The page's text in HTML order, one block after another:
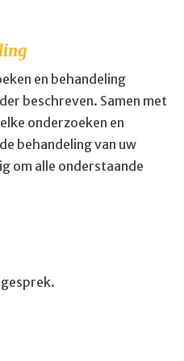
en behandeling
beschreven. Samen met
onderzoeken en
behandeling van uw
om alle onderstaande